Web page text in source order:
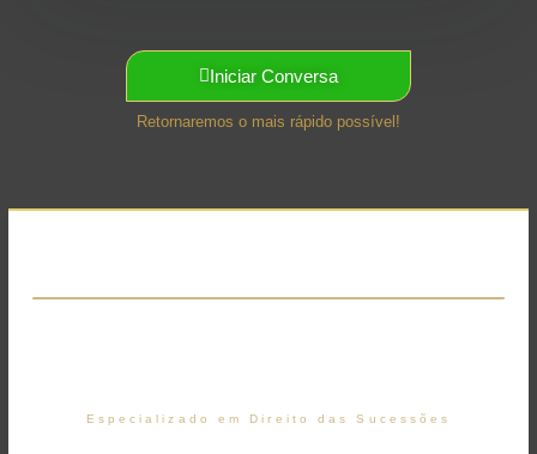
Iniciar Conversa
Retornaremos o mais rápido possível!
Especializado em Direito das Sucessões